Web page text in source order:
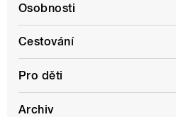
Osobnosti
Cestování
Pro děti
Archiv